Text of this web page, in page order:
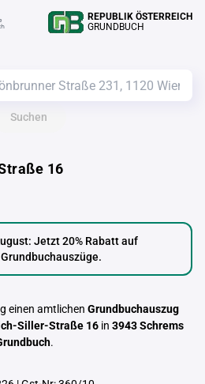
REPUBLIK ÖSTERREICH
GRUNDBUCH
Suchen
16
Jetzt 20% Rabatt auf
einen amtlichen Grundbuchauszug
Siller-Straße 16 in 3943 Schrems
.